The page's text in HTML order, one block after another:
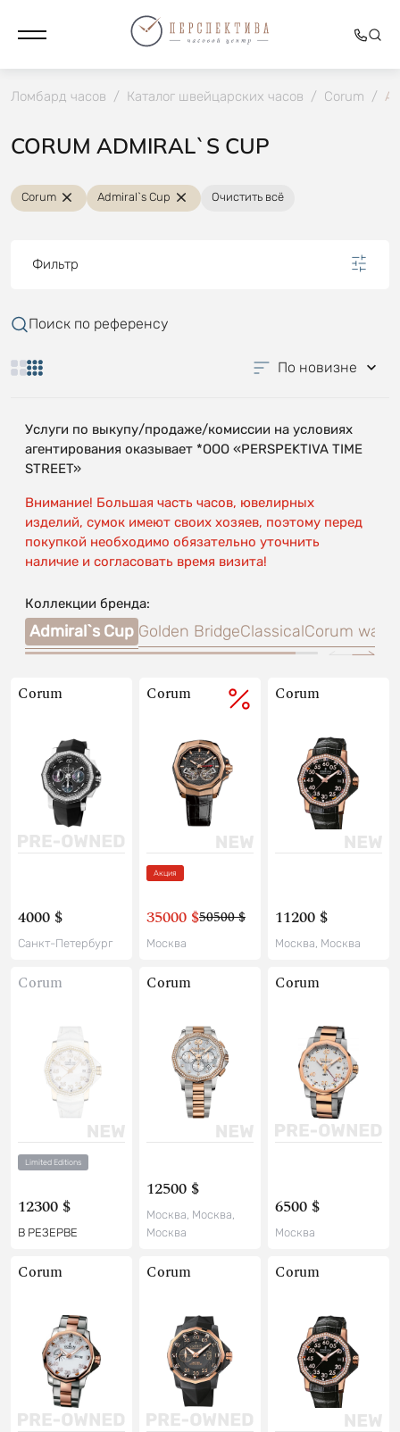
Ломбард часов / Каталог швейцарских часов / Corum /
CORUM ADMIRAL`S CUP
Corum Admiral`s Cup Очистить всё
Фильтр
Поиск по референсу
По новизне
Услуги по выкупу/продаже/комиссии на условиях
агентирования оказывает *OOO «PERSPEKTIVA TIME
STREET»
Внимание! Большая часть часов, ювелирных
изделий, сумок имеют своих хозяев, поэтому перед
покупкой необходимо обязательно уточнить
наличие и согласовать время визита!
Коллекции бренда:
Admiral`s Cup Golden BridgeClassicalCorum
Corum
4000 $
Санкт-Петербург
Corum
Акция
35000 $50500 $
Москва
Corum
11200 $
Москва, Москва
Corum
Limited Editions
12300 $
В РЕЗЕРВЕ
Corum
12500 $
Москва, Москва,
Москва
Corum
6500 $
Москва
Corum Corum Corum